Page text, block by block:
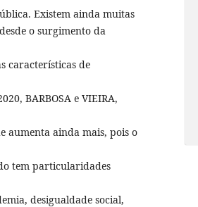
Existem ainda muitas
o surgimento da
características de
BARBOSA e VIEIRA,
aumenta ainda mais, pois o
tem particularidades
desigualdade social,